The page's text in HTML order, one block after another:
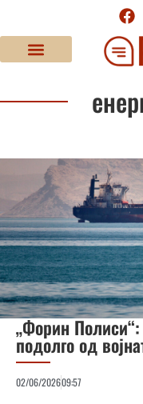
„Форин Полиси“:
подолго од
02/06/202609:57